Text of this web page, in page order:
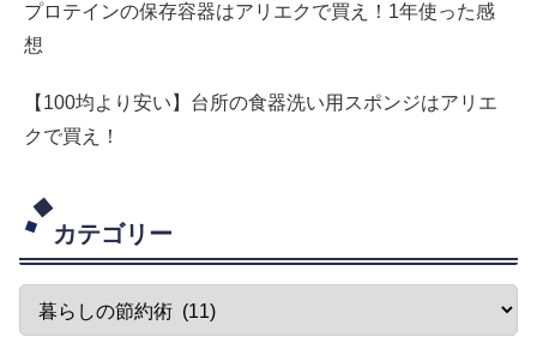
プロテインの保存容器はアリエクで買え！1年使った感
想
【100均より安い】台所の食器洗い用スポンジはアリエ
クで買え！
カテゴリー